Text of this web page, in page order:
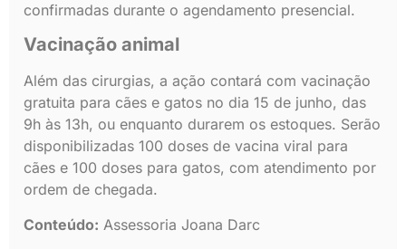
confirmadas durante o agendamento presencial.
Vacinação animal
Além das cirurgias, a ação contará com vacinação
gratuita para cães e gatos no dia 15 de junho, das
9h às 13h, ou enquanto durarem os estoques. Serão
disponibilizadas 100 doses de vacina viral para
cães e 100 doses para gatos, com atendimento por
ordem de chegada.
Conteúdo: Assessoria Joana Darc